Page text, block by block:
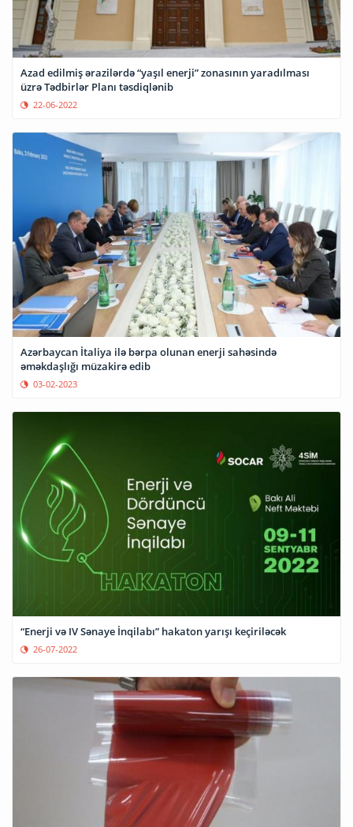
Azad edilmiş ərazilərdə “yaşıl enerji” zonasının yaradılması
üzrə Tədbirlər Planı təsdiqlənib
22-06-2022
Azərbaycan İtaliya ilə bərpa olunan enerji sahəsində
əməkdaşlığı müzakirə edib
03-02-2023
“Enerji və IV Sənaye İnqilabı” hakaton yarışı keçiriləcək
26-07-2022